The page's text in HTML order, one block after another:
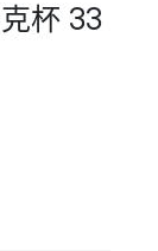
杯 33